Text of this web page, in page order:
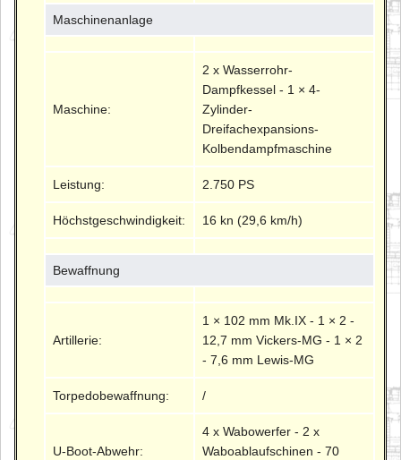
Maschinenanlage
Maschine:
2 x Wasserrohr-
Dampfkessel - 1 × 4-
Zylinder-
Dreifachexpansions-
Kolbendampfmaschine
Leistung: 2.750 PS
Höchstgeschwindigkeit: 16 kn (29,6 km/h)
Bewaffnung
Artillerie:
1 × 102 mm Mk.IX - 1 × 2 -
12,7 mm Vickers-MG - 1 × 2
- 7,6 mm Lewis-MG
Torpedobewaffnung: /
U-Boot-Abwehr:
4 x Wabowerfer - 2 x
Waboablaufschinen - 70